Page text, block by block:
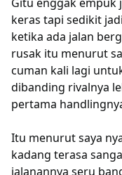
keras tapi sedikit
ketika ada jalan
rusak itu menurut
cuman kali lagi
dibanding rivalnya
pertama
Itu menurut saya
kadang terasa
jalanannya seru